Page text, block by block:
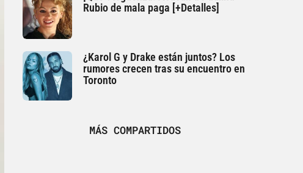
Rubio de mala paga [+Detalles]
¿Karol G y Drake están juntos? Los
rumores crecen tras su encuentro en
Toronto
MÁS COMPARTIDOS